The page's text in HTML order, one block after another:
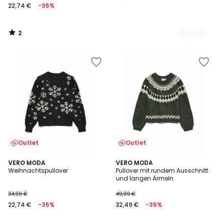
22,74 € -35%
2
/
Outlet
VERO MODA
Weihnachtspullover
34,99 €
22,74 € -35%
Outlet
VERO MODA
Pullover mit rundem Ausschnitt
und langen Ärmeln
49,99 €
32,49 € -35%
2
/
5